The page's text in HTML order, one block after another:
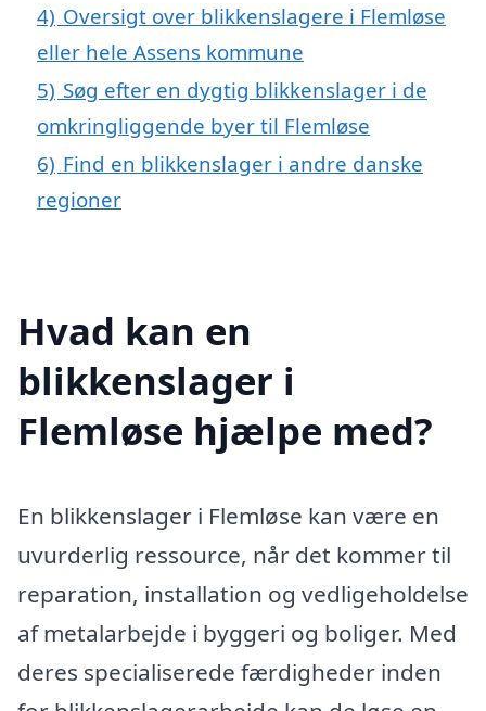
4) Oversigt over blikkenslagere i Flemløse
eller hele Assens kommune
5) Søg efter en dygtig blikkenslager i de
omkringliggende byer til Flemløse
6) Find en blikkenslager i andre danske
regioner
Hvad kan en
blikkenslager i
Flemløse hjælpe med?
En blikkenslager i Flemløse kan være en
uvurderlig ressource, når det kommer til
reparation, installation og vedligeholdelse
af metalarbejde i byggeri og boliger. Med
deres specialiserede færdigheder inden